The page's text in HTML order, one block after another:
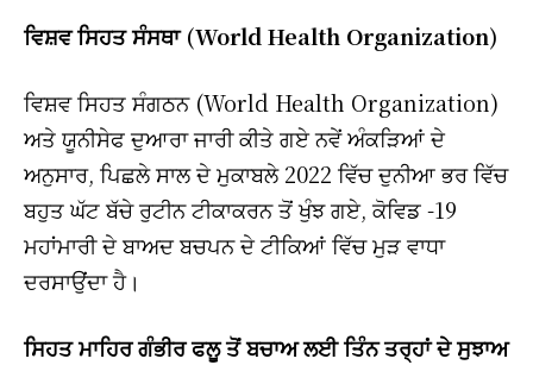
ਵਿਸ਼ਵ ਸਿਹਤ ਸੰਸਥਾ (World Health Organization)
ਵਿਸ਼ਵ ਸਿਹਤ ਸੰਗਠਨ (World Health Organization)
ਅਤੇ ਯੂਨੀਸੇਫ ਦੁਆਰਾ ਜਾਰੀ ਕੀਤੇ ਗਏ ਨਵੇਂ ਅੰਕੜਿਆਂ ਦੇ
ਅਨੁਸਾਰ, ਪਿਛਲੇ ਸਾਲ ਦੇ ਮੁਕਾਬਲੇ 2022 ਵਿੱਚ ਦੁਨੀਆ ਭਰ ਵਿੱਚ
ਬਹੁਤ ਘੱਟ ਬੱਚੇ ਰੁਟੀਨ ਟੀਕਾਕਰਨ ਤੋਂ ਖੁੰਝ ਗਏ, ਕੋਵਿਡ -19
ਮਹਾਂਮਾਰੀ ਦੇ ਬਾਅਦ ਬਚਪਨ ਦੇ ਟੀਕਿਆਂ ਵਿੱਚ ਮੁੜ ਵਾਧਾ
ਦਰਸਾਉਂਦਾ ਹੈ।
ਸਿਹਤ ਮਾਹਿਰ ਗੰਭੀਰ ਫਲੂ ਤੋਂ ਬਚਾਅ ਲਈ ਤਿੰਨ ਤਰ੍ਹਾਂ ਦੇ ਸੁਝਾਅ